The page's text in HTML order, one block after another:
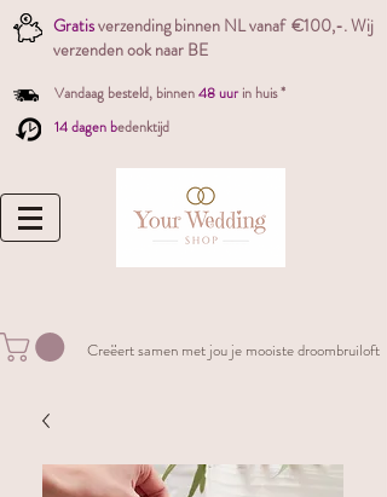
Gratisverzending binnen NL vanaf €100,-. Wij
verzenden ook naar BE
Vandaag besteld, binnen48 uur in huis *
14 dagen bedenktijd
Creëert samen met jou je mooiste droombruiloft